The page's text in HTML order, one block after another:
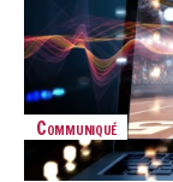
Communiqué